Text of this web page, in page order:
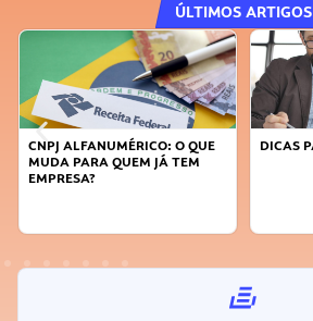
ÚLTIMOS ARTIGOS
O QUE
TEM
DICAS PARA OBTER CRÉDITO